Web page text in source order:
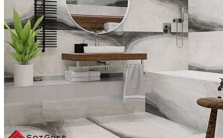
РЕЗКА
Для получения прямой кромки у плит используем
плиткорез. Для вырезки круглых отверстий - дрель с
насадкой-фрезой, которая имеет алмазное напыление
КЛЕЕВАЯ СМЕСЬ
Используем специализированный клей для
керамогранита, разводим его согласно инструкции
При укладке плитки на ДСП и пол с обогревом
используем эластичный клей